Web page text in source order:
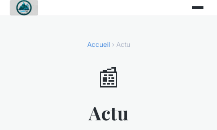
Accueil› Actu
📰
Actu